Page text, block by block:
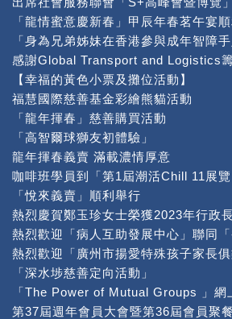
「龍情蜜意慶新春」甲辰年春茗午宴
「身為兄弟姊妹在香港參與成年智障
感謝Global Transport and Logistics
【幸福的黃色小票及攤位活動】
福慧國際慈善基金彩繪熊貓活動
「龍年揮春」慈善購買活動
「高智爾球獅友初體驗」
龍年揮春義賣 滿載濃情厚意
咖啡班學員到「第1屆潮活Chill 11展
「悅來義賣」順利舉行
熱烈慶賀鄭玉珍女士榮獲2023年行政
熱烈歡迎「廣州市揚愛特殊孩子家長
「深水埗慈善定向活動」
「The Power of Mutual Groups 」網
第37屆週年會員大會暨第36屆會員聚餐